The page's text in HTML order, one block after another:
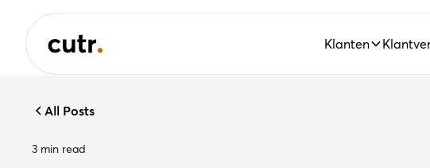
Klanten
All Posts
3 min read